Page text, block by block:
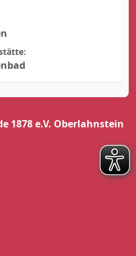
1878 e.V. Oberlahnstein